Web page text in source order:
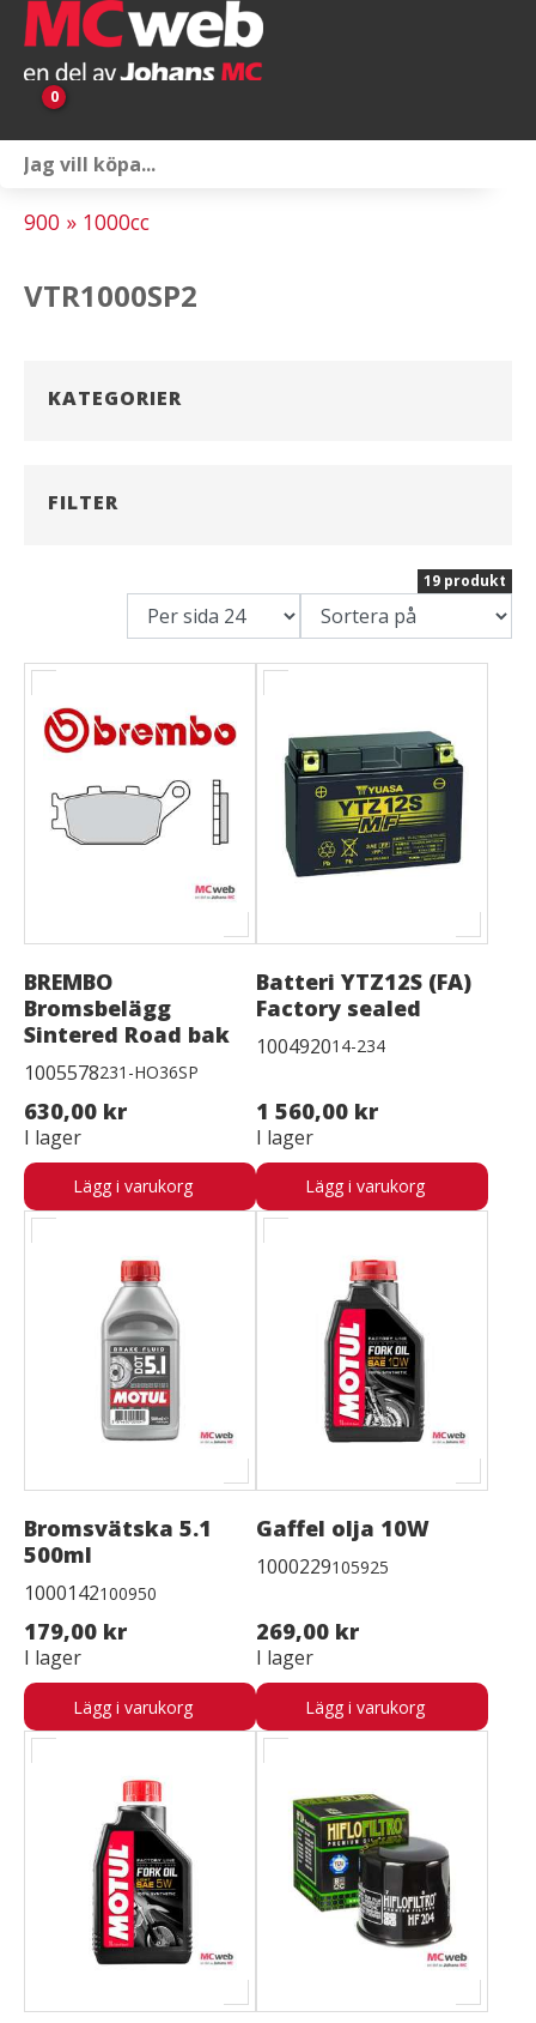
0
900 » 1000cc
VTR1000SP2
KATEGORIER
FILTER
19 produkt
BREMBO
Bromsbelägg
Sintered Road bak
1005578231-HO36SP
630,00 kr
I lager
Lägg i varukorg
Batteri YTZ12S (FA)
Factory sealed
100492014-234
1 560,00 kr
I lager
Lägg i varukorg
Bromsvätska 5.1
500ml
1000142100950
179,00 kr
I lager
Lägg i varukorg
Gaffel olja 10W
1000229105925
269,00 kr
I lager
Lägg i varukorg